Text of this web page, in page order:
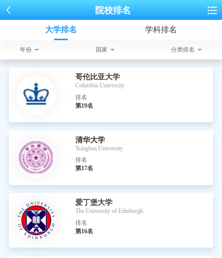
院校排名
大学排名 学科排名
年份 国家 分类排名
哥伦比亚大学
Columbia University
排名
第19名
清华大学
Tsinghua University
排名
第17名
爱丁堡大学
The University of Edinburgh
排名
第16名